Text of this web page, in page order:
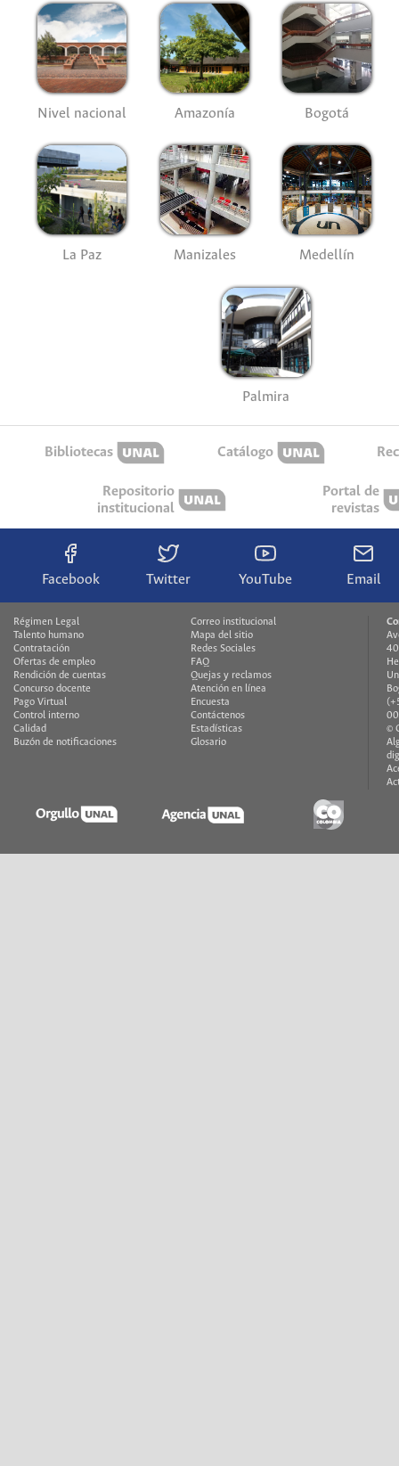
Nivel nacional Amazonía Bogotá
La Paz Manizales Medellín
Palmira
Bibliotecas Catálogo
Repositorio
institucional
Portal de
revistas
Facebook Twitter YouTube Email
Régimen Legal
Talento humano
Contratación
Ofertas de empleo
Rendición de cuentas
Concurso docente
Pago Virtual
Control interno
Calidad
Buzón de notificaciones
Correo institucional
Mapa del sitio
Redes Sociales
FAQ
Quejas y reclamos
Atención en línea
Encuesta
Contáctenos
Estadísticas
Glosario
©